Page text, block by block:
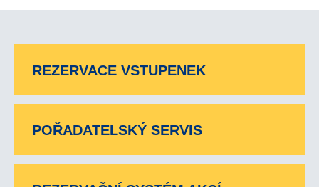
REZERVACE VSTUPENEK
POŘADATELSKÝ SERVIS